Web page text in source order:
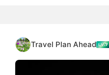
Travel Plan Ahead